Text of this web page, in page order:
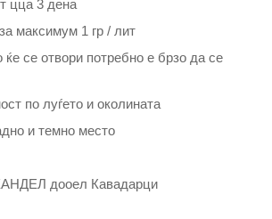
цца 3 дена
максимум 1 гр / лит
ќе се отвори потребно е брзо да се
по луѓето и околината
и темно место
дооел Кавадарци